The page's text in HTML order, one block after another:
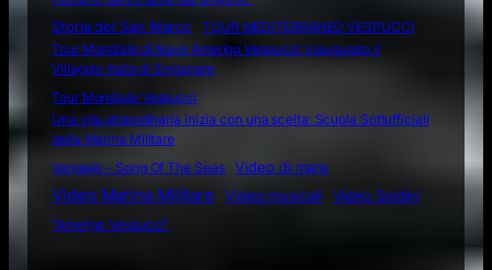
Storia del San Marco
TOUR MEDITERRANEO VESPUCCI
Tour Mondiale di Nave Amerigo Vespucci: inaugurato il
Villaggio Italia di Singapore
Tour Mondiale Vespucci
Una vita straordinaria inizia con una scelta: Scuola Sottufficiali
della Marina Militare
Vangelis – Song Of The Seas
Video di mare
Video Marina Militare Video musicali
Video Soldini
“Amerigo Vespucci”